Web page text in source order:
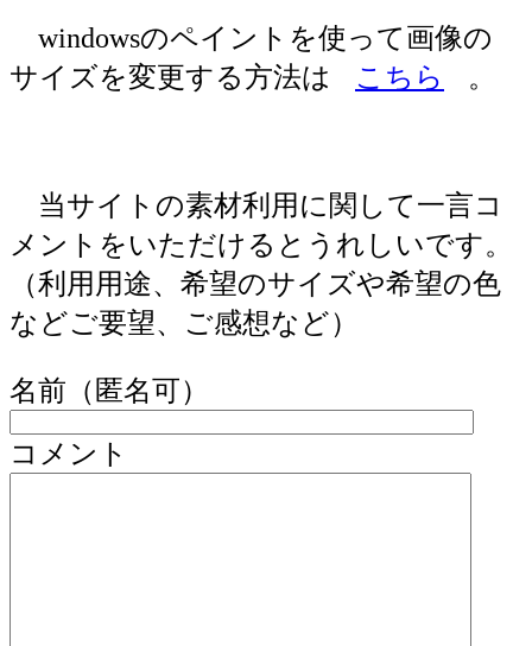
windowsのペイントを使って画像の
サイズを変更する方法は
こちら 。
当サイトの素材利用に関して一言コ
メントをいただけるとうれしいです。
（利用用途、希望のサイズや希望の色
などご要望、ご感想など）
名前（匿名可）
コメント